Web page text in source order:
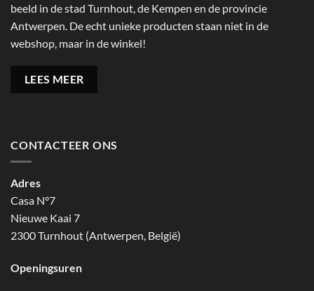
beeld in de stad Turnhout, de Kempen en de provincie
Antwerpen. De echt unieke producten staan niet in de
webshop, maar in de winkel!
LEES MEER
CONTACTEER ONS
Adres
Casa N°7
Nieuwe Kaai 7
2300 Turnhout (Antwerpen, België)
Openingsuren